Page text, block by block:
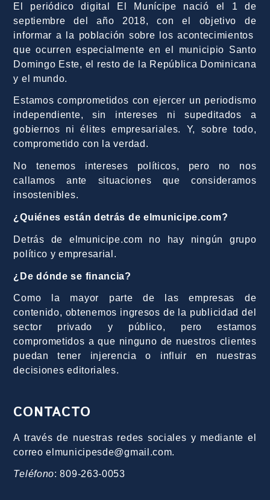
El periódico digital El Munícipe nació el 1 de
septiembre del año 2018, con el objetivo de
informar a la población sobre los acontecimientos
que ocurren especialmente en el municipio Santo
Domingo Este, el resto de la República Dominicana
y el mundo.
Estamos comprometidos con ejercer un periodismo
independiente, sin intereses ni supeditados a
gobiernos ni élites empresariales. Y, sobre todo,
comprometido con la verdad.
No tenemos intereses políticos, pero no nos
callamos ante situaciones que consideramos
insostenibles.
¿Quiénes están detrás de elmunicipe.com?
Detrás de elmunicipe.com no hay ningún grupo
político y empresarial.
¿De dónde se financia?
Como la mayor parte de las empresas de
contenido, obtenemos ingresos de la publicidad del
sector privado y público, pero estamos
comprometidos a que ninguno de nuestros clientes
puedan tener injerencia o influir en nuestras
decisiones editoriales.
CONTACTO
A través de nuestras redes sociales y mediante el
correo elmunicipesde@gmail.com.
Teléfono: 809-263-0053